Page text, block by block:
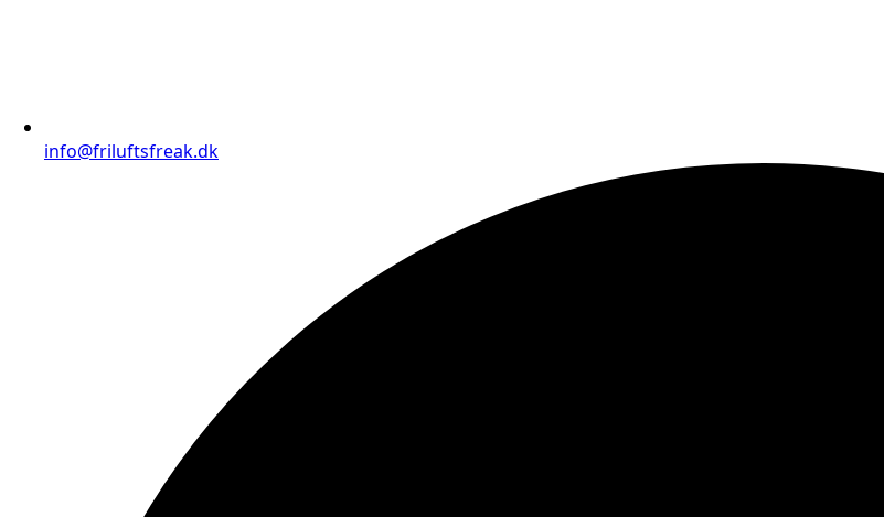
info@friluftsfreak.dk